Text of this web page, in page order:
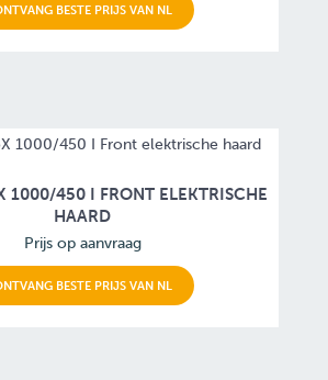
BESTE PRIJS VAN NL
1000/450 I FRONT ELEKTRISCHE
HAARD
Prijs op aanvraag
BESTE PRIJS VAN NL